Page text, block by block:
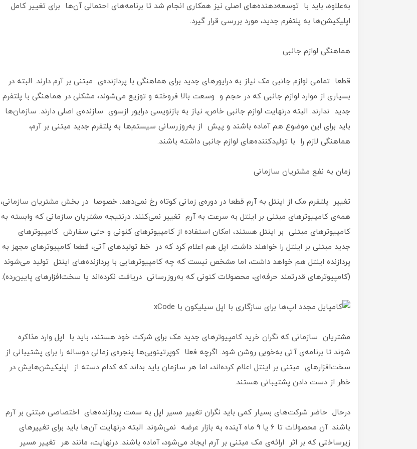
به‌علاوه، باید با توسعه‌دهنده‌های اصلی نیز همکاری انجام شد تا برنامه‌های احتمالی آن‌ها برای تغییر کامل
اپلیکیشن‌ها به پلتفرم جدید، مورد بررسی قرار گیرد.
هماهنگی لوازم جانبی
قطعا تمامی لوازم جانبی مک نیاز به درایورهای جدید برای هماهنگی با پردازنده‌ی مبتنی بر آرم دارند. البته در
بسیاری از موارد لوازم جانبی که در حجم و وسعت بالا فروخته و توزیع می‌شوند، مشکلی در هماهنگی با پلتفرم
جدید ندارند. البته درنهایت لوازم جانبی خاص، نیاز به بازنویسی درایور ازسوی سازنده‌‌ی اصلی دارند. سازمان‌ها
باید برای این موضوع هم آماده باشند و پیش از به‌روزرسانی سیستم‌‌ها به پلتفرم جدید مبتنی بر آرم،
هماهنگی لازم را با تولیدکننده‌های لوازم جانبی داشته باشند.
زمان به نفع مشتریان سازمانی
تغییر پلتفرم مک از اینتل به آرم قطعا در دوره‌ی زمانی کوتاه رخ نمی‌دهد. خصوصا در بخش مشتریان سازمانی،
همه‌ی کامپیوترهای مبتنی بر اینتل به سرعت به آرم تغییر نمی‌کنند. درنتیجه مشتریان سازمانی که وابسته به
کامپیوترهای مبتنی بر اینتل هستند، امکان استفاده از کامپیوترهای کنونی و حتی سفارش کامپیوترهای
جدید مبتنی بر اینتل را خواهند داشت. اپل هم اعلام کرد که در خط تولیدهای آتی، قطعا کامپیوترهای مجهز به
پردازند‌ه‌ اینتل هم خواهد داشت، اما مشخص نیست که چه کامپیوترهایی با پردازنده‌های اینتل تولید می‌شوند
(کامپیوترهای قدرتمند حرفه‌ای، محصولات کنونی که به‌روزرسانی دریافت نکرده‌اند یا سخت‌افزارهای پایین‌رده).
مشتریان سازمانی که نگران خرید کامپیوترهای جدید مک برای شرکت خود هستند، باید با اپل وارد مذاکره
شوند تا برنامه‌ی آتی به‌خوبی روشن شود. اگرچه فعلا کوپرتینویی‌ها پنجره‌ی زمانی دوساله را برای پشتیبانی از
سخت‌افزارهای مبتنی بر اینتل اعلام کرده‌اند، اما هر سازمان باید بداند که کدام دسته از اپلیکیشن‌هایش در
خطر از دست دادن پشتیبانی هستند.
درحال حاضر شرکت‌های بسیار کمی باید نگران تغییر مسیر اپل به سمت پردازنده‌های اختصاصی مبتنی بر آرم
باشند. آن محصولات تا ۶ یا ۹ ماه آینده به بازار عرضه نمی‌شوند. البته درنهایت آن‌ها باید برای تغییرهای
زیرساختی که بر اثر ارائه‌ی مک مبتنی بر آرم ایجاد می‌شود، آماده باشند. درنهایت، مانند هر تغییر مسیر